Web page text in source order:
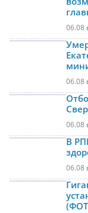
06.08
06.08
06.08
В
06.08